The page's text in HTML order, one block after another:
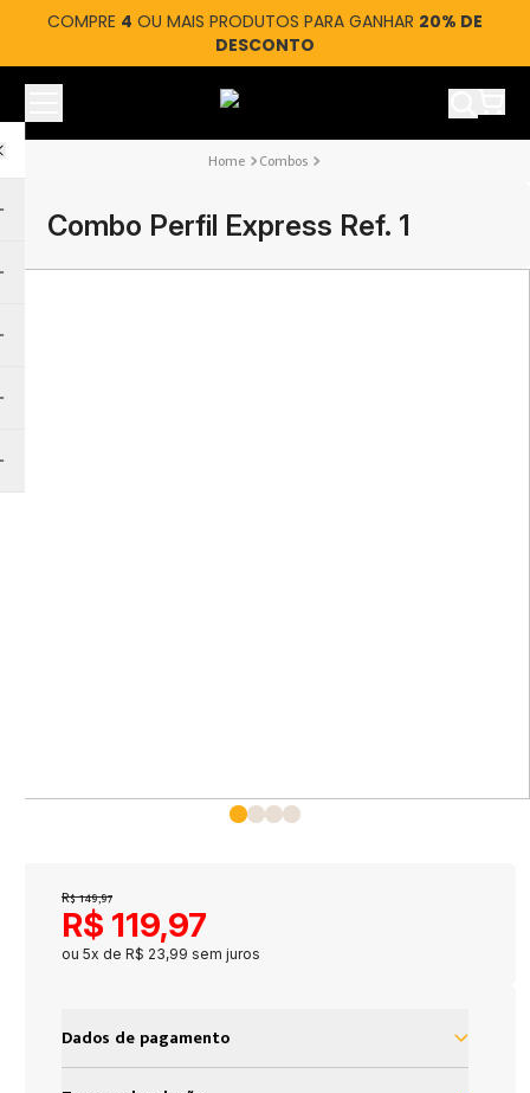
COMPRE 4 OU MAIS PRODUTOS PARA GANHAR 20% DE
DESCONTO
Ver
Combos
Combo Perfil Express Ref. 1
R$149,97
R$ 119,97
ou 5x de R$ 23,99 sem juros
Dados de pagamento